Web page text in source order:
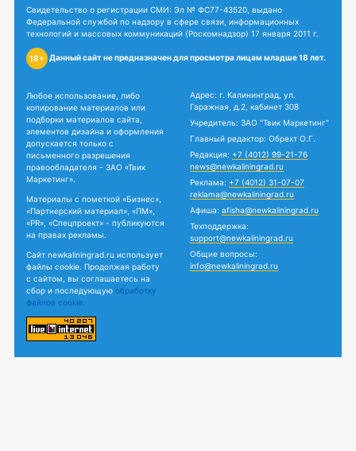
Свидетельство о регистрации СМИ: Эл № ФС77-43520, выдано
Федеральной службой по надзору в сфере связи, информационных
технологий и массовых коммуникаций (Роскомнадзор) 17 января 2011 г.
18+ Данный сайт не предназначен для просмотра лицам младше 18 лет.
Любое использование, либо
копирование материалов или
подборки материалов сайта,
элементов дизайна и оформления
допускается только с
письменного разрешения
правообладателя - ЗАО «Твик
Маркетинг».
Материалы с пометкой «Бизнес»,
«Партнерский материал», «ПМ»,
«PR», «Спецпроект» - публикуются
на правах рекламы.
Сайт newkaliningrad.ru использует
файлы cookie. Продолжая работу
с сайтом, вы соглашаетесь на
сбор и последующую обработку
файлов cookie.
Адрес: г. Калининград, ул.
Гаражная, д.2, кабинет 308
Учредитель: ЗАО "Твик Маркетинг"
Главный редактор: Обрехт О.Г.
Редакция: +7 (4012) 99-21-76
news@newkaliningrad.ru
Реклама: +7 (4012) 31-07-07
reklama@newkaliningrad.ru
Афиша: afisha@newkaliningrad.ru
Техподдержка:
support@newkaliningrad.ru
Общие вопросы:
info@newkaliningrad.ru